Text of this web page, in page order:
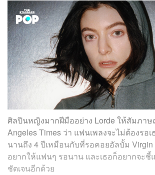
ศิลปินหญิงมากฝีมืออย่าง Lorde ให้สัมภา
Angeles Times ว่า แฟนเพลงจะไม่ต้องรอ
นานถึง 4 ปีเหมือนกับที่รอคอยอัลบั้ม Virgin
อยากให้แฟนๆ รอนาน และเธอก็อยากจะชี้
ชัดเจนอีกด้วย